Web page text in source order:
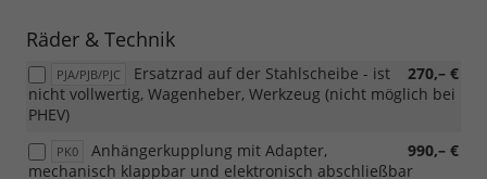
Räder & Technik
PJA/PJB/PJC 270,– €
Ersatzrad auf der Stahlscheibe - ist
nicht vollwertig, Wagenheber, Werkzeug (nicht möglich bei
PHEV)
PK0 990,– €
Anhängerkupplung mit Adapter,
mechanisch klappbar und elektronisch abschließbar